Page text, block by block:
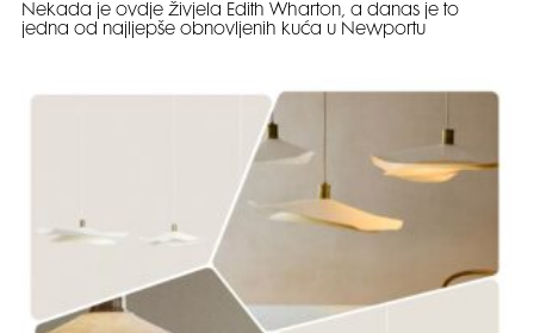
Nekada je ovdje živjela Edith Wharton, a danas je to
jedna od najljepše obnovljenih kuća u Newportu